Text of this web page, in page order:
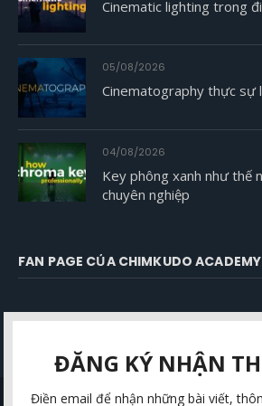
Cinematic lighting trong
05/08/2026
Cinematography thực sự
04/08/2026
Key phông xanh như thế
chuyên nghiệp
FAN PAGE CỦA CHIMKUDO ACADEMY
Nội dung độc quyền bởi ©Chimkudo